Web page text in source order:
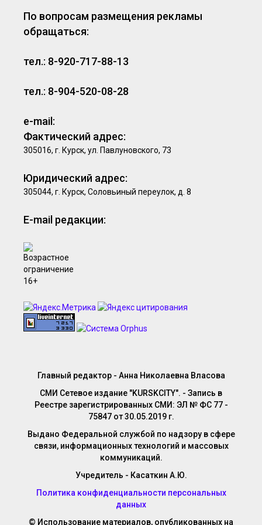
По вопросам размещения рекламы
обращаться:
тел.: 8-920-717-88-13
тел.: 8-904-520-08-28
e-mail:
Фактический адрес:
305016, г. Курск, ул. Павлуновского, 73
Юридический адрес:
305044, г. Курск, Соловьиный переулок, д. 8
E-mail редакции:
Главный редактор - Анна Николаевна Власова
СМИ Сетевое издание "KURSKCITY". - Запись в
Реестре зарегистрированных СМИ: ЭЛ № ФС 77 -
75847 от 30.05.2019 г.
Выдано Федеральной службой по надзору в сфере
связи, информационных технологий и массовых
коммуникаций.
Учредитель - Касаткин А.Ю.
Политика конфиденциальности персональных
данных
© Использование материалов, опубликованных на